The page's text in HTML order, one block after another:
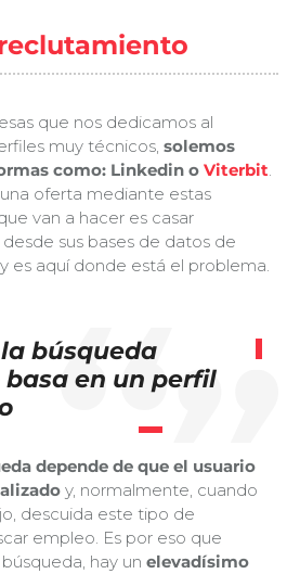
que nos dedicamos al
muy técnicos, solemos
como: Linkedin o Viterbit.
oferta mediante estas
van a hacer es casar
sus bases de datos de
es aquí donde está el problema.
búsqueda
basa en un perfil
depende de que el usuario
y, normalmente, cuando
descuida este tipo de
empleo. Es por eso que
hay un elevadísimo